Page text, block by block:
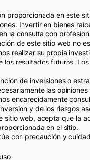
proporcionada en este
Invertir en bienes
la consulta con
de este sitio web no
realizar su propia
los resultados futuros.
de inversiones o
las
encarecidamente
y de los riesgos
sitio web, acepta que la
en el sitio.
con precaución y